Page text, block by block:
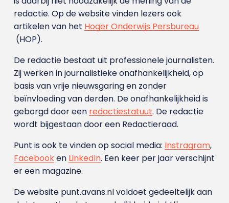
redactie. Op de website vinden lezers ook
artikelen van het Hoger Onderwijs Persbureau
(HOP).
De redactie bestaat uit professionele journalisten.
Zij werken in journalistieke onafhankelijkheid, op
basis van vrije nieuwsgaring en zonder
beïnvloeding van derden. De onafhankelijkheid is
geborgd door een redactiestatuut. De redactie
wordt bijgestaan door een Redactieraad.
Punt is ook te vinden op social media: Instragram,
Facebooken LinkedIn. Een keer per jaar verschijnt
er een magazine.
De website punt.avans.nl voldoet gedeeltelijk aan